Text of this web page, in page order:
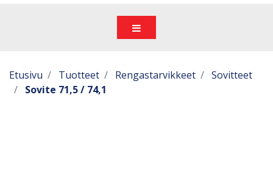
Etusivu Tuotteet Rengastarvikkeet
Sovitteet
Sovite 71,5 / 74,1